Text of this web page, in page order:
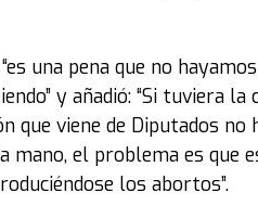
una pena que no
y añadió: “Si tuviera
que viene de Diputados
mano, el problema es que
los abortos”.